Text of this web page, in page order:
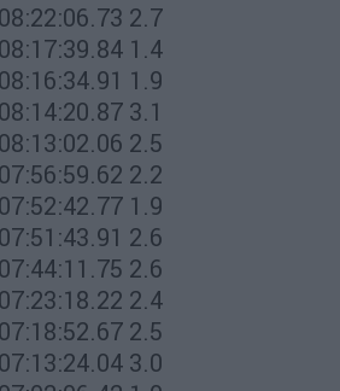
2.7
1.4
1.9
3.1
2.5
2.2
1.9
2.6
2.6
2.4
2.5
3.0